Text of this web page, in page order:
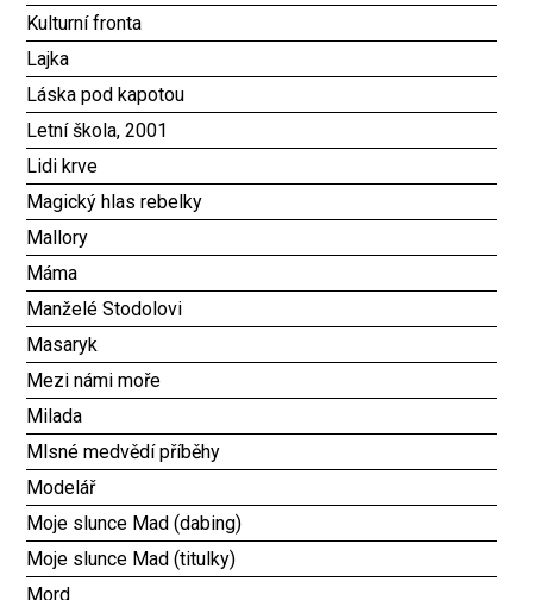
Kulturní fronta
Lajka
Láska pod kapotou
Letní škola, 2001
Lidi krve
Magický hlas rebelky
Mallory
Máma
Manželé Stodolovi
Masaryk
Mezi námi moře
Milada
Mlsné medvědí příběhy
Modelář
Moje slunce Mad (dabing)
Moje slunce Mad (titulky)
Mord